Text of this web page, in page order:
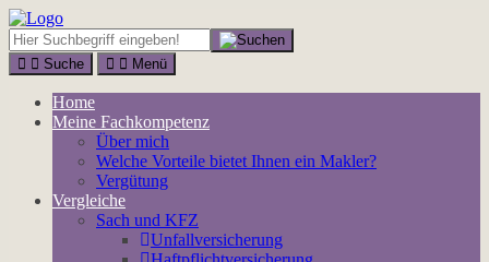
Suche Menü
Home
Meine Fachkompetenz
Über mich
Welche Vorteile bietet Ihnen ein Makler?
Vergütung
Vergleiche
Sach und KFZ
Unfallversicherung